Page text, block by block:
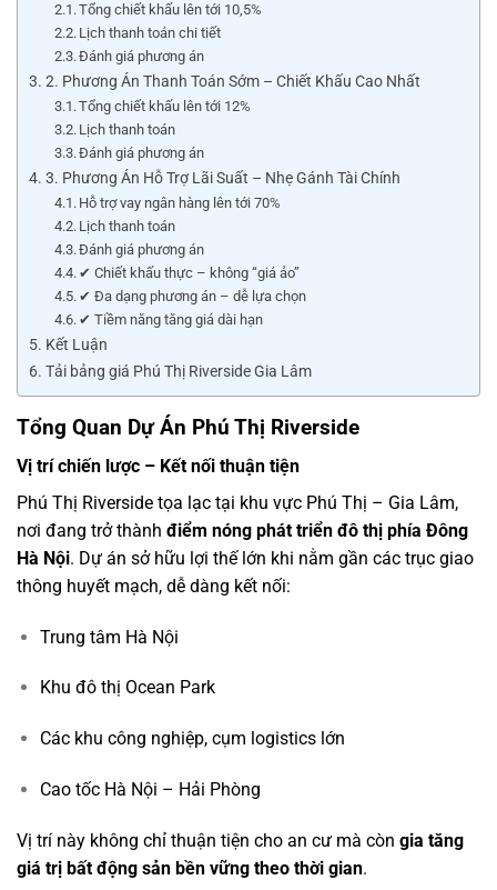
Tổng chiết khấu lên tới 10,5%
Lịch thanh toán chi tiết
Đánh giá phương án
2. Phương Án Thanh Toán Sớm – Chiết Khấu Cao Nhất
Tổng chiết khấu lên tới 12%
Lịch thanh toán
Đánh giá phương án
3. Phương Án Hỗ Trợ Lãi Suất – Nhẹ Gánh Tài Chính
Hỗ trợ vay ngân hàng lên tới 70%
Lịch thanh toán
Đánh giá phương án
✔ Chiết khấu thực – không “giá ảo”
✔ Đa dạng phương án – dễ lựa chọn
✔ Tiềm năng tăng giá dài hạn
Kết Luận
Tải bảng giá Phú Thị Riverside Gia Lâm
Tổng Quan Dự Án Phú Thị Riverside
Vị trí chiến lược – Kết nối thuận tiện
Phú Thị Riverside tọa lạc tại khu vực Phú Thị – Gia Lâm,
nơi đang trở thành điểm nóng phát triển đô thị phía Đông
Hà Nội. Dự án sở hữu lợi thế lớn khi nằm gần các trục giao
thông huyết mạch, dễ dàng kết nối:
Trung tâm Hà Nội
Khu đô thị Ocean Park
Các khu công nghiệp, cụm logistics lớn
Cao tốc Hà Nội – Hải Phòng
Vị trí này không chỉ thuận tiện cho an cư mà còn gia tăng
giá trị bất động sản bền vững theo thời gian.